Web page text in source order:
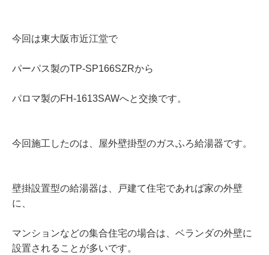
今回は東大阪市近江堂で
パーパス製のTP-SP166SZRから
パロマ製のFH-1613SAWへと交換です。
今回施工したのは、屋外壁掛型のガスふろ給湯器です。
壁掛設置型の給湯器は、戸建て住宅であれば家の外壁
に、
マンションなどの集合住宅の場合は、ベランダの外壁に
設置されることが多いです。